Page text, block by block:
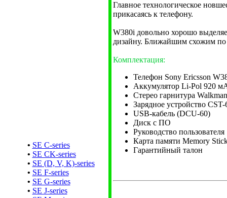
• SE C-series
• SE CK-series
• SE (D, V, K)-series
• SE F-series
• SE G-series
• SE J-series
Главное технологическое
прикасаясь к телефону.
W380i довольно хорошо
дизайну. Ближайшим схожим по
Комплектация:
Телефон Sony Ericsson
Аккумулятор Li-Pol 920
Стерео гарнитура Walkman
Зарядное устройство CST-
USB-кабель (DCU-60)
Диск с ПО
Руководство пользователя
Карта памяти Memory
Гарантийный талон